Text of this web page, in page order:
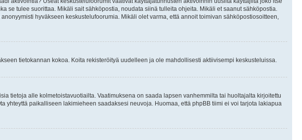
tulee suorittaa. Mikäli sait sähköpostia, noudata siinä tulleita ohjeita. Mikäli et saanut sähköpostia.
hyväkseen keskustelufoorumia. Mikäli olet varma, että annoit toimivan sähköpostiosoitteen,
tietokannan kokoa. Koita rekisteröityä uudelleen ja ole mahdollisesti aktiivisempi keskusteluissa.
tietoja alle kolmetoistavuotiailta. Vaatimuksena on saada lapsen vanhemmilta tai huoltajalta kirjoitettu
paikalliseen lakimieheen saadaksesi neuvoja. Huomaa, että phpBB tiimi ei voi tarjota lakiapua